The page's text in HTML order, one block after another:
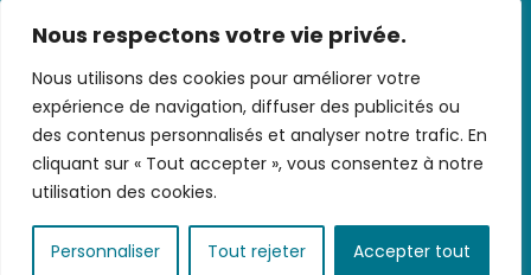
Nous respectons votre vie privée.
Nous utilisons des cookies pour améliorer votre
expérience de navigation, diffuser des publicités ou
des contenus personnalisés et analyser notre trafic. En
cliquant sur « Tout accepter », vous consentez à notre
utilisation des cookies.
Personnaliser Tout rejeter Accepter tout
Nous contacter- CGV/CGU-Données
personnelles-Infos pratiques- FAQ
!
Votre email